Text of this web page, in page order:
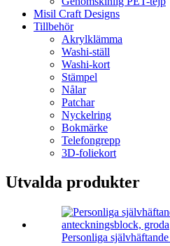
Misil Craft Designs
Tillbehör
Akrylklämma
Washi-ställ
Washi-kort
Stämpel
Nålar
Patchar
Nyckelring
Bokmärke
Telefongrepp
3D-foliekort
Utvalda produkter
Personliga